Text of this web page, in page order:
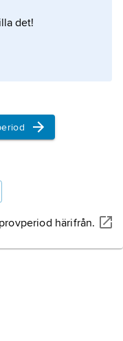
rörkassia
delvis oklar,
släkten.
det!
härifrån.